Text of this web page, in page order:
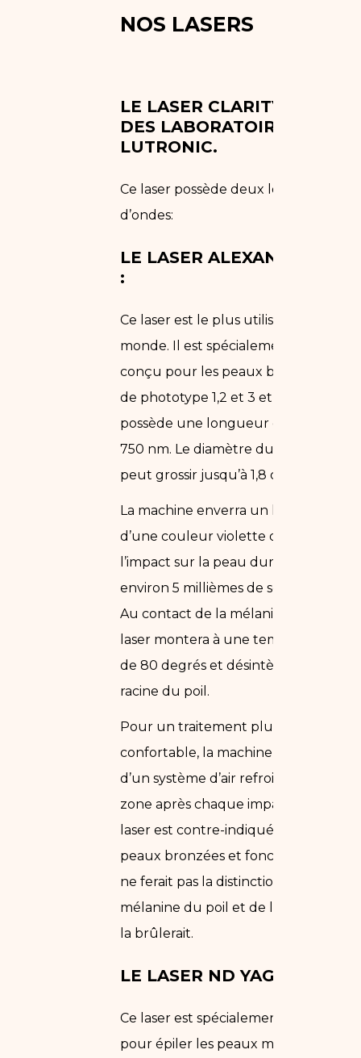
NOS LASERS
LE LASER CLARITY II
DES LABORATOIRES
LUTRONIC.
Ce laser possède deux longeurs
d’ondes:
LE LASER ALEXANDRITE
:
Ce laser est le plus utilisé dans le
monde. Il est spécialement
conçu pour les peaux blanches
de phototype 1,2 et 3 et qui
possède une longueur d’onde de
750 nm. Le diamètre du laser
peut grossir jusqu’à 1,8 cm.
La machine enverra un laser
d’une couleur violette dont
l’impact sur la peau durera
environ 5 millièmes de seconde.
Au contact de la mélanine, le
laser montera à une température
de 80 degrés et désintègre la
racine du poil.
Pour un traitement plus
confortable, la machine est dotée
d’un système d’air refroidissant la
zone après chaque impact. Ce
laser est contre-indiqué pour les
peaux bronzées et foncées car il
ne ferait pas la distinction entre la
mélanine du poil et de la peau, et
la brûlerait.
LE LASER ND YAG :
Ce laser est spécialement adapté
pour épiler les peaux mates et